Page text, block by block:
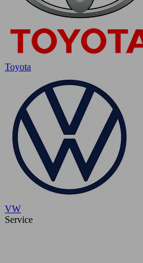
Toyota
VW
Service